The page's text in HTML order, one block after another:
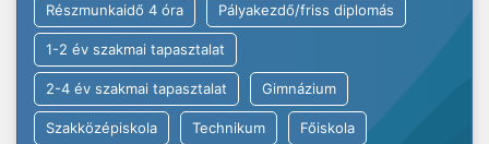
Részmunkaidő 4 óra Pályakezdő/friss diplomás
1-2 év szakmai tapasztalat
2-4 év szakmai tapasztalat Gimnázium
Szakközépiskola Technikum Főiskola